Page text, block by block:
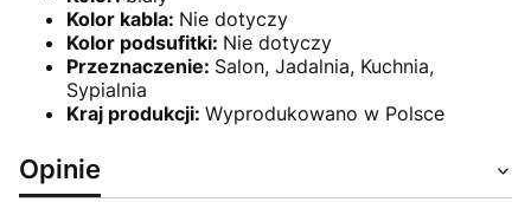
Kolor kabla: Nie dotyczy
Kolor podsufitki: Nie dotyczy
Przeznaczenie: Salon, Jadalnia, Kuchnia,
Sypialnia
Kraj produkcji: Wyprodukowano w Polsce
Opinie